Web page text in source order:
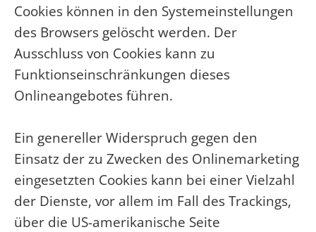
Cookies können in den Systemeinstellungen
des Browsers gelöscht werden. Der
Ausschluss von Cookies kann zu
Funktionseinschränkungen dieses
Onlineangebotes führen.
Ein genereller Widerspruch gegen den
Einsatz der zu Zwecken des Onlinemarketing
eingesetzten Cookies kann bei einer Vielzahl
der Dienste, vor allem im Fall des Trackings,
über die US-amerikanische Seite